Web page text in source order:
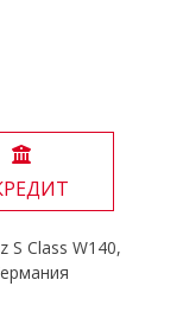
S Class W140,